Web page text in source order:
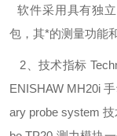
软件采用具有独
包，其*的测量功能
2、技术指标
ENISHAW MH20i
ary probe system